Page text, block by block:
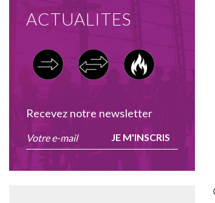
ACTUALITES
Recevez notre newsletter
JE M'INSCRIS